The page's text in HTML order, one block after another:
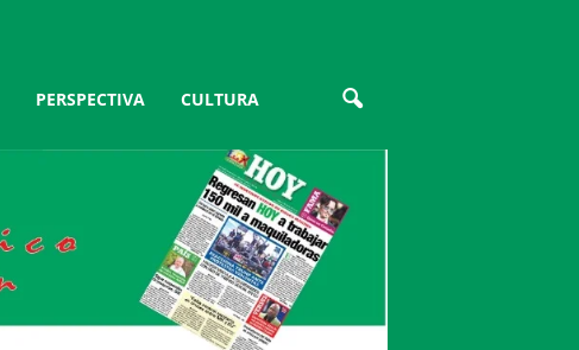
PERSPECTIVA CULTURA